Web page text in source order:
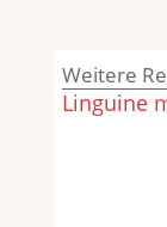
Weitere
Linguine